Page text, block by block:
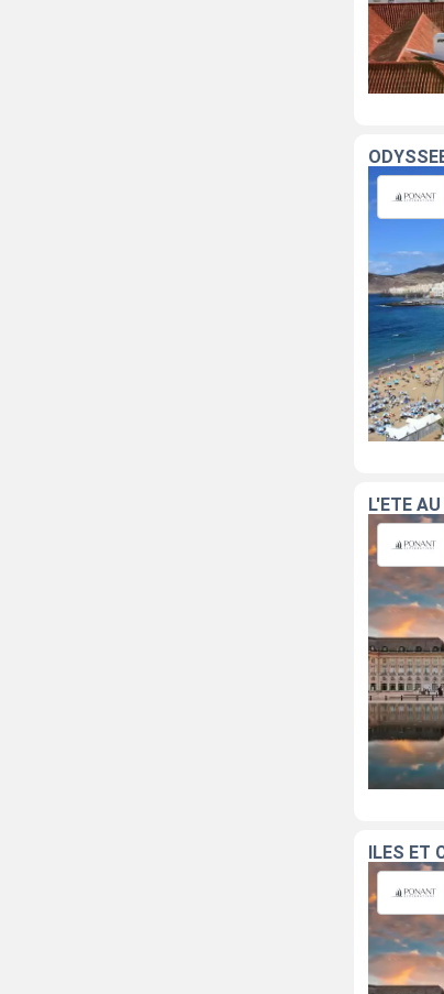
L'ÉTÉ
ÎLES ET